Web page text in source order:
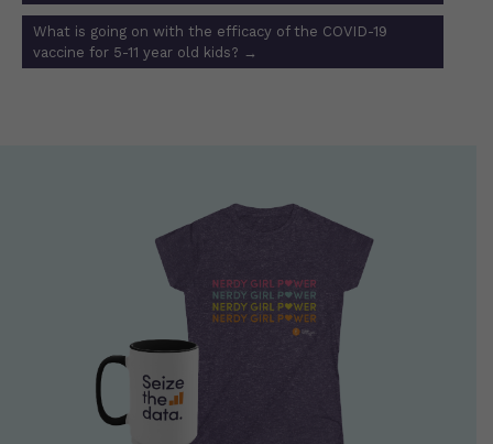
What is going on with the efficacy of the COVID-19
vaccine for 5-11 year old kids? →